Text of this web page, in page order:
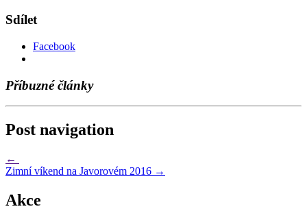
Sdílet
Facebook
Příbuzné články
Post navigation
←
Zimní víkend na Javorovém 2016 →
Akce